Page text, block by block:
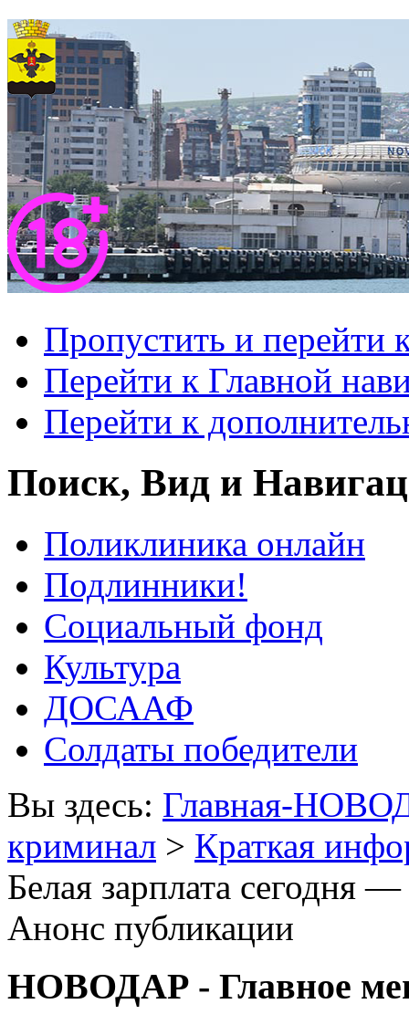
Пропустить и перейти
Перейти к Главной
Перейти к
Поиск, Вид и
Поликлиника онлайн
Подлинники!
Социальный фонд
Культура
ДОСААФ
Солдаты победители
Вы здесь: Главная-
криминал > Краткая
Белая зарплата сегодня
Анонс публикации
НОВОДАР - Главное